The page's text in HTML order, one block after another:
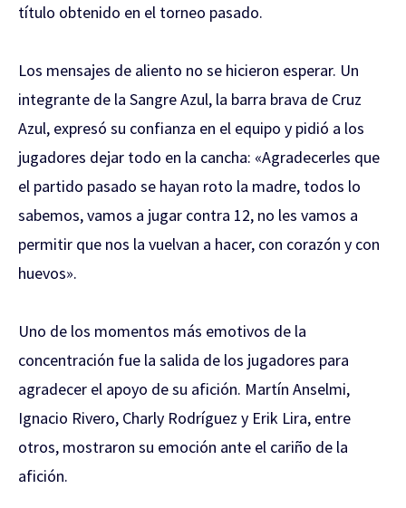
título obtenido en el torneo pasado.
Los mensajes de aliento no se hicieron esperar. Un
integrante de la Sangre Azul, la barra brava de Cruz
Azul, expresó su confianza en el equipo y pidió a los
jugadores dejar todo en la cancha: «Agradecerles que
el partido pasado se hayan roto la madre, todos lo
sabemos, vamos a jugar contra 12, no les vamos a
permitir que nos la vuelvan a hacer, con corazón y con
huevos».
Uno de los momentos más emotivos de la
concentración fue la salida de los jugadores para
agradecer el apoyo de su afición. Martín Anselmi,
Ignacio Rivero, Charly Rodríguez y Erik Lira, entre
otros, mostraron su emoción ante el cariño de la
afición.